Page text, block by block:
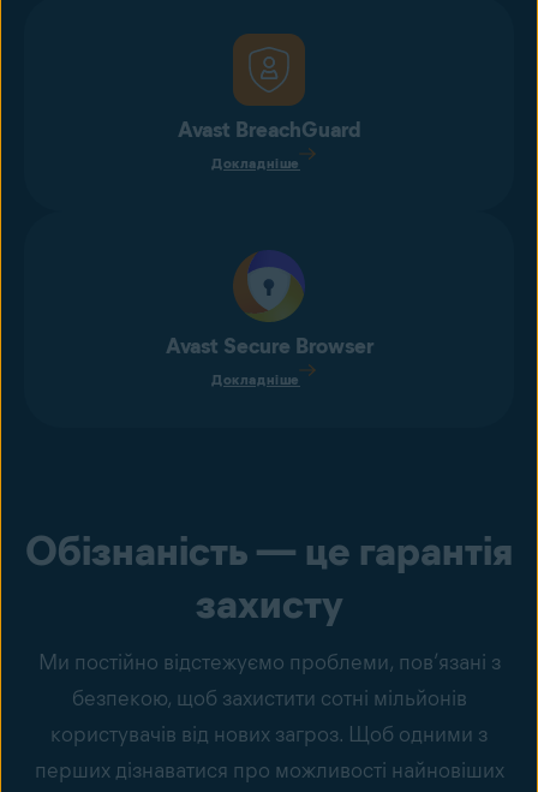
Avast BreachGuard
Докладніше
Avast Secure Browser
Докладніше
Обізнаність — це гарантія
захисту
Ми постійно відстежуємо проблеми, пов’язані з
безпекою, щоб захистити сотні мільйонів
користувачів від нових загроз. Щоб одними з
перших дізнаватися про можливості найновіших